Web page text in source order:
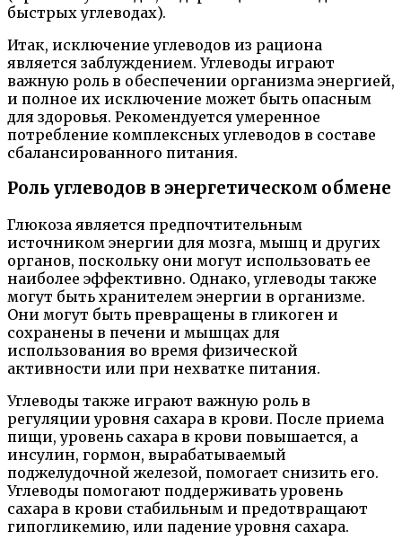
быстрых углеводах).
Итак, исключение углеводов из рациона
является заблуждением. Углеводы играют
важную роль в обеспечении организма энергией,
и полное их исключение может быть опасным
для здоровья. Рекомендуется умеренное
потребление комплексных углеводов в составе
сбалансированного питания.
Роль углеводов в энергетическом обмене
Глюкоза является предпочтительным
источником энергии для мозга, мышц и других
органов, поскольку они могут использовать ее
наиболее эффективно. Однако, углеводы также
могут быть хранителем энергии в организме.
Они могут быть превращены в гликоген и
сохранены в печени и мышцах для
использования во время физической
активности или при нехватке питания.
Углеводы также играют важную роль в
регуляции уровня сахара в крови. После приема
пищи, уровень сахара в крови повышается, а
инсулин, гормон, вырабатываемый
поджелудочной железой, помогает снизить его.
Углеводы помогают поддерживать уровень
сахара в крови стабильным и предотвращают
гипогликемию, или падение уровня сахара.